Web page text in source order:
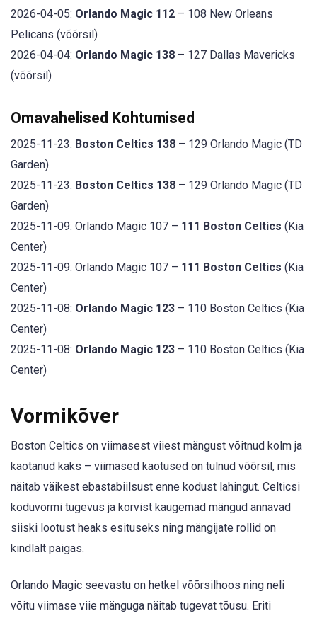
2026-04-05: Orlando Magic 112 – 108 New Orleans
Pelicans (võõrsil)
2026-04-04: Orlando Magic 138 – 127 Dallas Mavericks
(võõrsil)
Omavahelised Kohtumised
2025-11-23: Boston Celtics 138 – 129 Orlando Magic (TD
Garden)
2025-11-23: Boston Celtics 138 – 129 Orlando Magic (TD
Garden)
2025-11-09: Orlando Magic 107 – 111 Boston Celtics (Kia
Center)
2025-11-09: Orlando Magic 107 – 111 Boston Celtics (Kia
Center)
2025-11-08: Orlando Magic 123 – 110 Boston Celtics (Kia
Center)
2025-11-08: Orlando Magic 123 – 110 Boston Celtics (Kia
Center)
Vormikõver
Boston Celtics on viimasest viiest mängust võitnud kolm ja
kaotanud kaks – viimased kaotused on tulnud võõrsil, mis
näitab väikest ebastabiilsust enne kodust lahingut. Celticsi
koduvormi tugevus ja korvist kaugemad mängud annavad
siiski lootust heaks esituseks ning mängijate rollid on
kindlalt paigas.
Orlando Magic seevastu on hetkel võõrsilhoos ning neli
võitu viimase viie mänguga näitab tugevat tõusu. Eriti